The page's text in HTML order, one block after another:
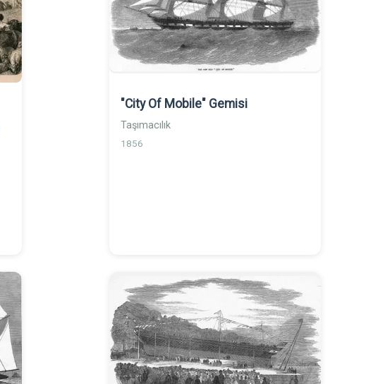
"City Of Mobile" Gemisi
Taşımacılık
1856